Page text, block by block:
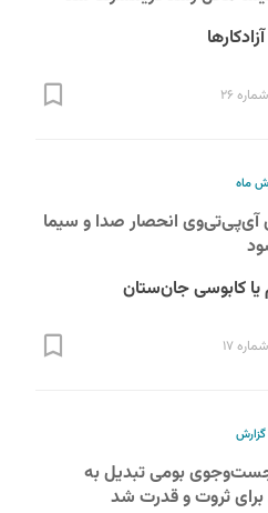
شماره ۲۶
ماه
آی‌پی‌تی‌وی انحصار صدا و سیما
کابوسی جان‌ستان
شماره ۱۷
گزارش
بومی تبدیل به
ثروت و قدرت شد